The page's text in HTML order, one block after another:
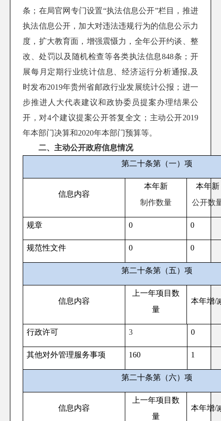
条；在局官网专门设置“执法信息公开”栏目，推进
执法信息公开，加大对违法违规行为的信息公示力
度，扩大教育面，增强震慑力，全年公开约谈、整
改、处罚以及随机检查等各类执法信息848条；开
展每月定期行业统计信息、经济运行分析通报, 及
时发布2019年贵州省邮政行业发展统计公报；进一
步推进人大代表建议和政协委员提案办理结果公
开，对4个建议提案公开答复全文；主动公开2019
年本部门决算和2020年本部门预算等。
二、主动公开政府信息情况
第二十条第（一）项
信息内容
本年新
制作数量
本年新
公开数
规章 0 0
规范性文件 0 0
第二十条第（五）项
信息内容
上一年项目数
量
本年增/
行政许可 3 0
其他对外管理服务事项 160 1
第二十条第（六）项
信息内容
上一年项目数
量
本年增/